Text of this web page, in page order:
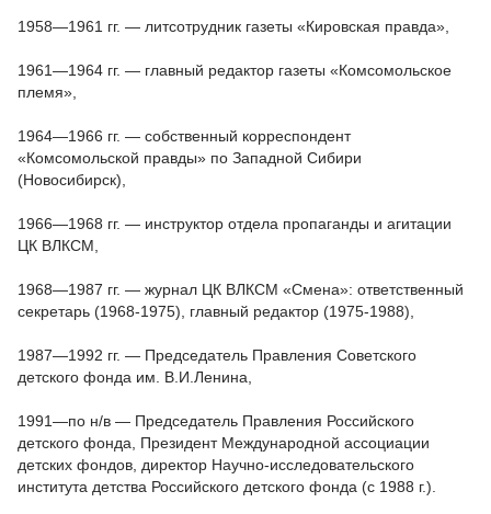
1958—1961 гг. — литсотрудник газеты «Кировская правда»,
1961—1964 гг. — главный редактор газеты «Комсомольское
племя»,
1964—1966 гг. — собственный корреспондент
«Комсомольской правды» по Западной Сибири
(Новосибирск),
1966—1968 гг. — инструктор отдела пропаганды и агитации
ЦК ВЛКСМ,
1968—1987 гг. — журнал ЦК ВЛКСМ «Смена»: ответственный
секретарь (1968-1975), главный редактор (1975-1988),
1987—1992 гг. — Председатель Правления Советского
детского фонда им. В.И.Ленина,
1991—по н/в — Председатель Правления Российского
детского фонда, Президент Международной ассоциации
детских фондов, директор Научно-исследовательского
института детства Российского детского фонда (с 1988 г.).